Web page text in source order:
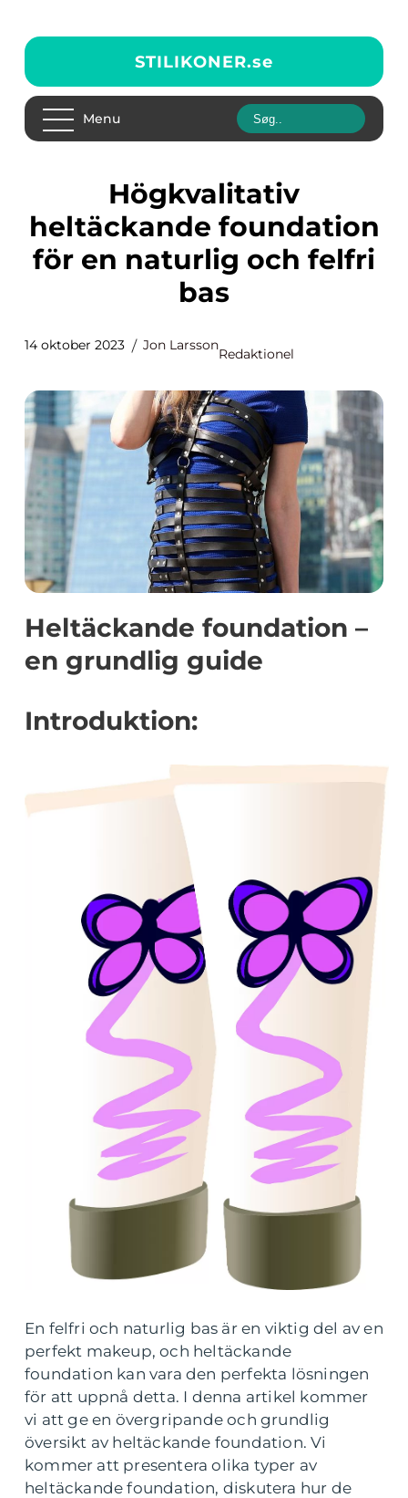
STILIKONER.se
Menu
Högkvalitativ
heltäckande foundation
för en naturlig och felfri
bas
14 oktober 2023 Jon Larsson
Redaktionel
Heltäckande foundation –
en grundlig guide
Introduktion:
En felfri och naturlig bas är en viktig del av en
perfekt makeup, och heltäckande
foundation kan vara den perfekta lösningen
för att uppnå detta. I denna artikel kommer
vi att ge en övergripande och grundlig
översikt av heltäckande foundation. Vi
kommer att presentera olika typer av
heltäckande foundation, diskutera hur de